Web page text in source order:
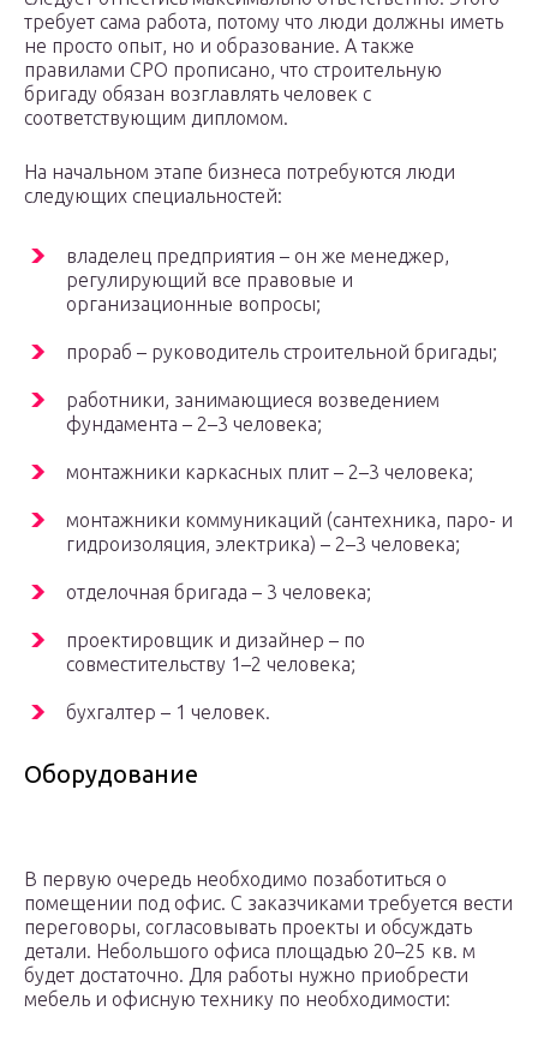
требует сама работа, потому что люди должны иметь
не просто опыт, но и образование. А также
правилами СРО прописано, что строительную
бригаду обязан возглавлять человек с
соответствующим дипломом.
На начальном этапе бизнеса потребуются люди
следующих специальностей:
владелец предприятия – он же менеджер,
регулирующий все правовые и
организационные вопросы;
прораб – руководитель строительной бригады;
работники, занимающиеся возведением
фундамента – 2–3 человека;
монтажники каркасных плит – 2–3 человека;
монтажники коммуникаций (сантехника, паро- и
гидроизоляция, электрика) – 2–3 человека;
отделочная бригада – 3 человека;
проектировщик и дизайнер – по
совместительству 1–2 человека;
бухгалтер – 1 человек.
Оборудование
В первую очередь необходимо позаботиться о
помещении под офис. С заказчиками требуется вести
переговоры, согласовывать проекты и обсуждать
детали. Небольшого офиса площадью 20–25 кв. м
будет достаточно. Для работы нужно приобрести
мебель и офисную технику по необходимости: